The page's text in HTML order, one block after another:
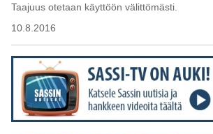
Taajuus otetaan käyttöön välittömästi.
10.8.2016